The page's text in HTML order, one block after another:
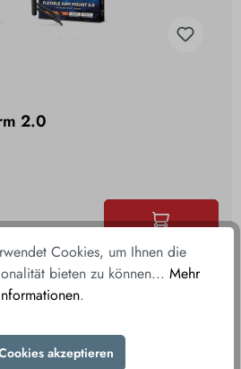
2.0
Cookies, um Ihnen die
bieten zu können... Mehr
.
akzeptieren